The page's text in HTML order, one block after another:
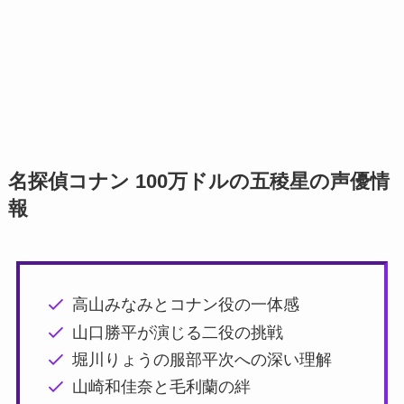
名探偵コナン 100万ドルの五稜星の声優情
報
高山みなみとコナン役の一体感
山口勝平が演じる二役の挑戦
堀川りょうの服部平次への深い理解
山崎和佳奈と毛利蘭の絆